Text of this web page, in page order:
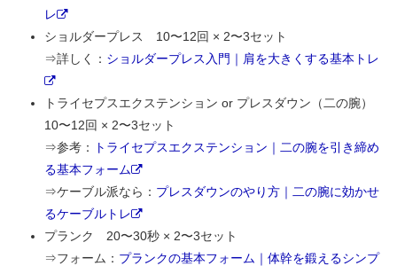
レ
ショルダープレス 10〜12回 × 2〜3セット
⇒詳しく： ショルダープレス入門｜肩を大きくする基本トレ
トライセプスエクステンション or プレスダウン（二の腕）
10〜12回 × 2〜3セット
⇒参考：
トライセプスエクステンション｜二の腕を引き締め
る基本フォーム
⇒ケーブル派なら： プレスダウンのやり方｜二の腕に効かせ
るケーブルトレ
プランク 20〜30秒 × 2〜3セット
⇒フォーム： プランクの基本フォーム｜体幹を鍛えるシンプ